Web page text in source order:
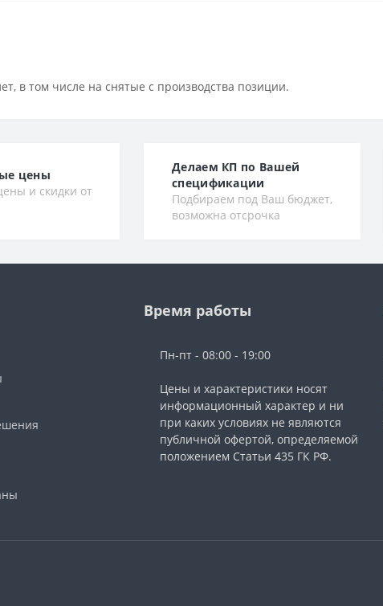
в том числе на снятые с производства позиции.
цены
и скидки от
Делаем КП по Вашей
спецификации
Подбираем под Ваш бюджет,
возможна отсрочка
Время работы
Пн-пт - 08:00 - 19:00
Цены и характеристики носят
информационный характер и ни
при каких условиях не являются
публичной офертой, определяемой
положением Статьи 435 ГК РФ.